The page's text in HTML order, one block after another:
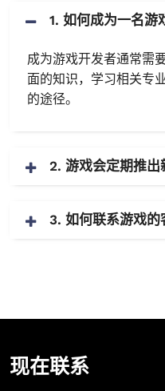
1. 如何成为一名游
成为游戏开发者通常需
面的知识，学习相关专
的途径。
2. 游戏会定期推出
3. 如何联系游戏的
现在联系